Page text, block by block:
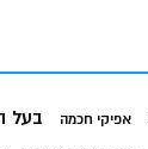
אפיקי חכמה בעל